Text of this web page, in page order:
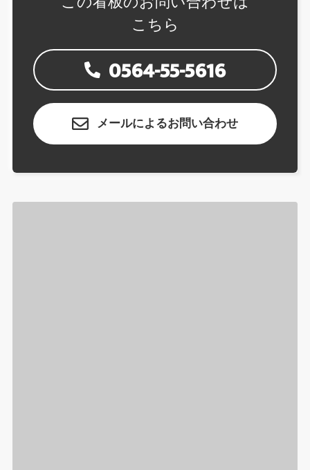
こちら
0564-55-5616
メールによるお問い合わせ